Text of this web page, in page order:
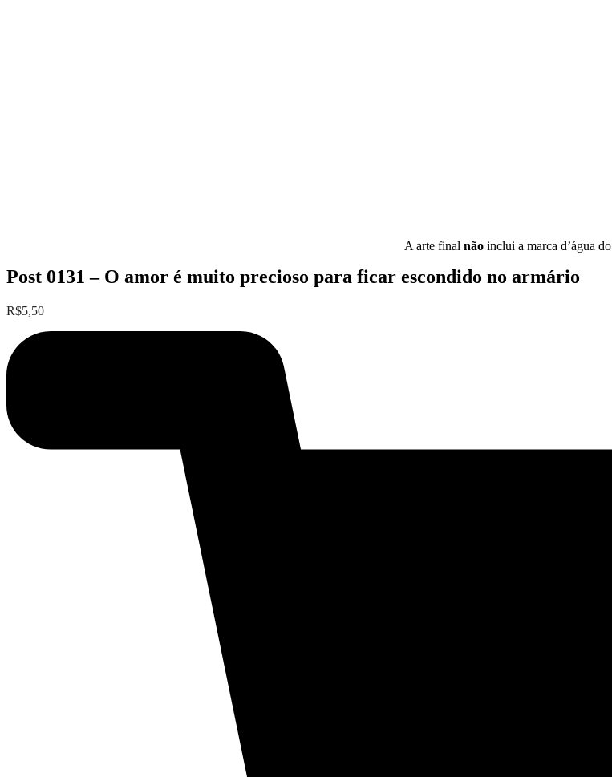
A arte final não inclui a marca d’água do
Post 0131 – O amor é muito precioso para ficar escondido no armário
R$5,50